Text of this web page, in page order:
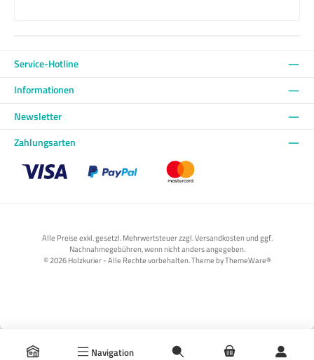
Navigation
Service-Hotline
Informationen
Newsletter
Zahlungsarten
Alle Preise exkl. gesetzl. Mehrwertsteuer zzgl. Versandkosten und ggf.
Nachnahmegebühren, wenn nicht anders angegeben.
© 2026 Holzkurier - Alle Rechte vorbehalten. Theme byThemeWare®